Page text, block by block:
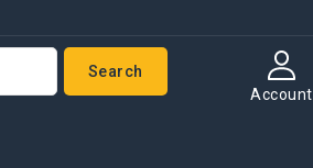
Account
Search